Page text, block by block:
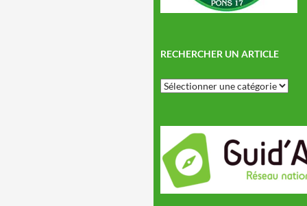
RECHERCHER UN ARTICLE
Rechercher
un